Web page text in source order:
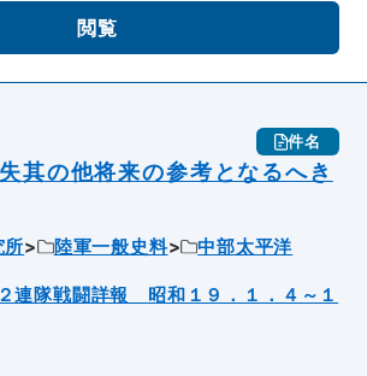
閲覧
件名
其の他将来の参考となるへき
所 陸軍一般史料
中部太平洋
連隊戦闘詳報 昭和１９．１．４～１